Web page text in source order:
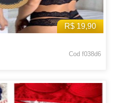
R$ 19,90
Cod f038d6